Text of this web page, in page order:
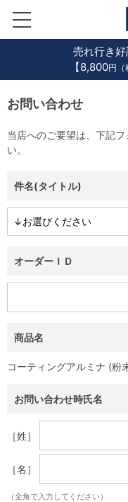
売れ行き
【8,800円（
お問い合わせ
当店へのご要望は、下記
い。
件名(タイトル)
オーダーＩＤ
商品名
コーティングアルミナ (粉
お問い合わせ時氏名
［姓］
［名］
（全角で入力してください）